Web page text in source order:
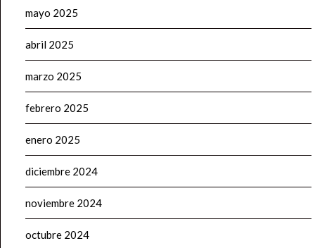
mayo 2025
abril 2025
marzo 2025
febrero 2025
enero 2025
diciembre 2024
noviembre 2024
octubre 2024